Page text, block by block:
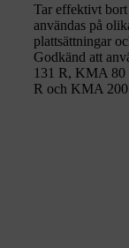
Tar effektivt
användas på
plattsättningar
Godkänd att
131 R, KMA
R och KMA